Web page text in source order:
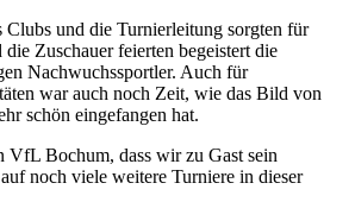
Clubs und die Turnierleitung sorgten für
Zuschauer feierten begeistert die
Nachwuchssportler. Auch für
war auch noch Zeit, wie das Bild von
schön eingefangen hat.
VfL Bochum, dass wir zu Gast sein
noch viele weitere Turniere in dieser